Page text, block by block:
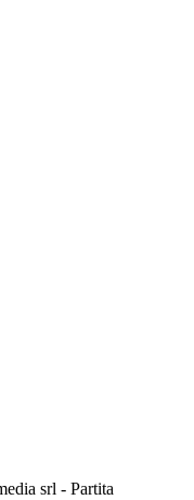
srl - Partita